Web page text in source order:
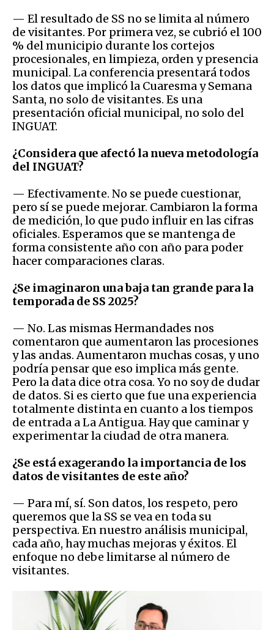
— El resultado de SS no se limita al número
de visitantes. Por primera vez, se cubrió el 100
% del municipio durante los cortejos
procesionales, en limpieza, orden y presencia
municipal. La conferencia presentará todos
los datos que implicó la Cuaresma y Semana
Santa, no solo de visitantes. Es una
presentación oficial municipal, no solo del
INGUAT.
¿Considera que afectó la nueva metodología
del INGUAT?
— Efectivamente. No se puede cuestionar,
pero sí se puede mejorar. Cambiaron la forma
de medición, lo que pudo influir en las cifras
oficiales. Esperamos que se mantenga de
forma consistente año con año para poder
hacer comparaciones claras.
¿Se imaginaron una baja tan grande para la
temporada de SS 2025?
— No. Las mismas Hermandades nos
comentaron que aumentaron las procesiones
y las andas. Aumentaron muchas cosas, y uno
podría pensar que eso implica más gente.
Pero la data dice otra cosa. Yo no soy de dudar
de datos. Si es cierto que fue una experiencia
totalmente distinta en cuanto a los tiempos
de entrada a La Antigua. Hay que caminar y
experimentar la ciudad de otra manera.
¿Se está exagerando la importancia de los
datos de visitantes de este año?
— Para mí, sí. Son datos, los respeto, pero
queremos que la SS se vea en toda su
perspectiva. En nuestro análisis municipal,
cada año, hay muchas mejoras y éxitos. El
enfoque no debe limitarse al número de
visitantes.